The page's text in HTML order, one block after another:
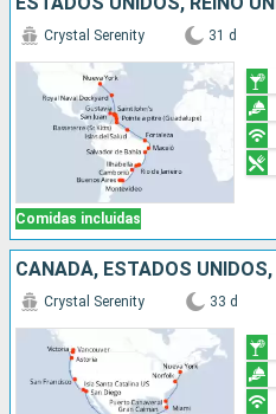
Comidas incluidas
Crystal Serenity 31 d
Crystal Serenity 33 d